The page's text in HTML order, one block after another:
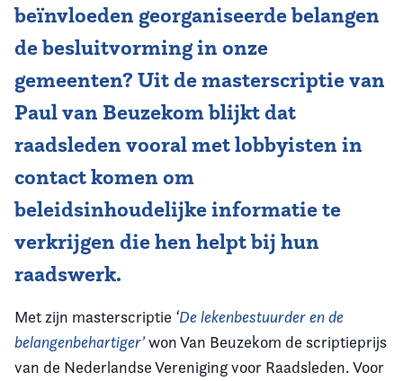
beïnvloeden georganiseerde belangen
de besluitvorming in onze
gemeenten? Uit de masterscriptie van
Paul van Beuzekom blijkt dat
raadsleden vooral met lobbyisten in
contact komen om
beleidsinhoudelijke informatie te
verkrijgen die hen helpt bij hun
raadswerk.
Met zijn masterscriptie ‘De lekenbestuurder en de
belangenbehartiger’won Van Beuzekom de scriptieprijs
van de Nederlandse Vereniging voor Raadsleden. Voor